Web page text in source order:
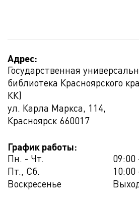
Адрес:
Государственная
библиотека Красноярского
КК)
ул. Карла Маркса, 114,
Красноярск 660017
График работы:
Пн. - Чт.
09:00
Пт., Сб.
10:00
Воскресенье